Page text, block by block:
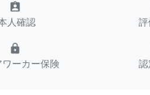
assignment_ind
人確認
lock
ワーカー保険